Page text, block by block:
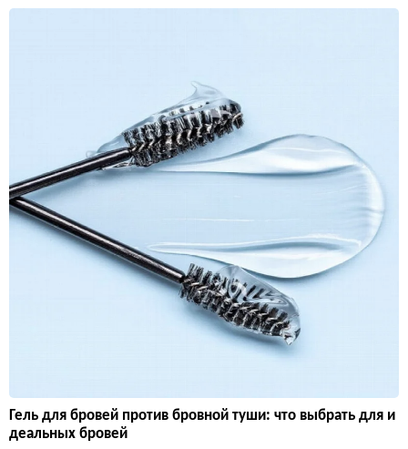
Гель для бровей против бровной туши: что выбрать для и
деальных бровей